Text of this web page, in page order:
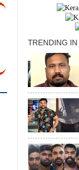
TRENDING IN
×